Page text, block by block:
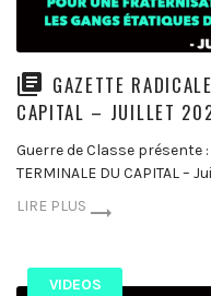
GAZETTE
CAPITAL – JUILLET
Guerre de Classe présente :
TERMINALE DU CAPITAL –
LIRE PLUS
VIDEOS